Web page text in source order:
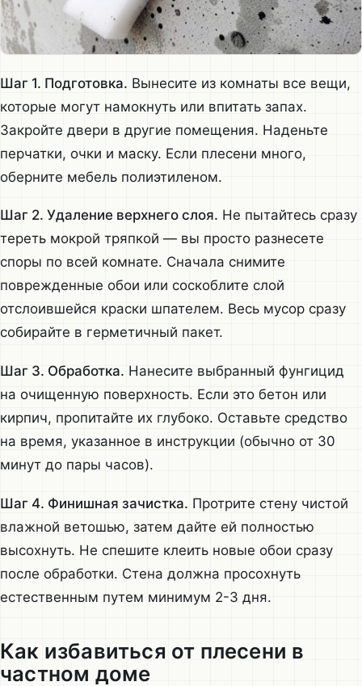
Шаг 1. Подготовка. Вынесите из комнаты все вещи,
которые могут намокнуть или впитать запах.
Закройте двери в другие помещения. Наденьте
перчатки, очки и маску. Если плесени много,
оберните мебель полиэтиленом.
Шаг 2. Удаление верхнего слоя. Не пытайтесь сразу
тереть мокрой тряпкой — вы просто разнесете
споры по всей комнате. Сначала снимите
поврежденные обои или соскоблите слой
отслоившейся краски шпателем. Весь мусор сразу
собирайте в герметичный пакет.
Шаг 3. Обработка. Нанесите выбранный фунгицид
на очищенную поверхность. Если это бетон или
кирпич, пропитайте их глубоко. Оставьте средство
на время, указанное в инструкции (обычно от 30
минут до пары часов).
Шаг 4. Финишная зачистка. Протрите стену чистой
влажной ветошью, затем дайте ей полностью
высохнуть. Не спешите клеить новые обои сразу
после обработки. Стена должна просохнуть
естественным путем минимум 2-3 дня.
Как избавиться от плесени в
частном доме